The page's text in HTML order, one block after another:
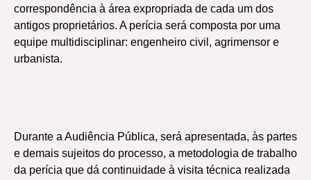
correspondência à área expropriada de cada um dos
antigos proprietários. A perícia será composta por uma
equipe multidisciplinar: engenheiro civil, agrimensor e
urbanista.
Durante a Audiência Pública, será apresentada, às partes
e demais sujeitos do processo, a metodologia de trabalho
da perícia que dá continuidade à visita técnica realizada